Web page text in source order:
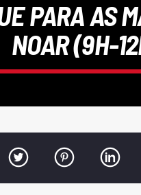
PARA AS
NOAR (9H-